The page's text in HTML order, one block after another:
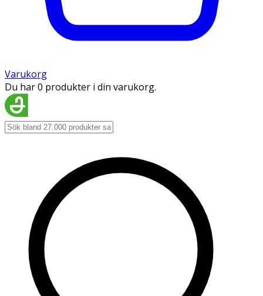
Varukorg
Du har 0 produkter i din varukorg.